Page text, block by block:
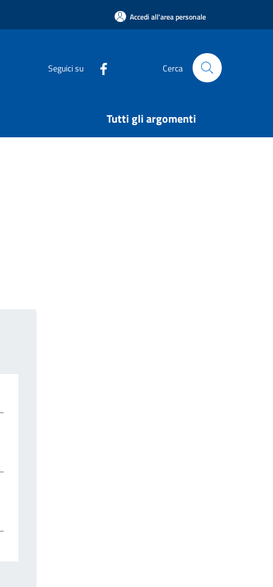
Accedi all'area personale
Seguici su Cerca
Tutti gli argomenti